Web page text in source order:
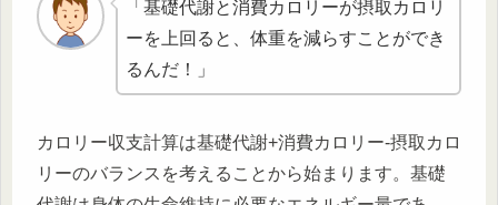
「基礎代謝と消費カロリーが摂取カロリ
ーを上回ると、体重を減らすことができ
るんだ！」
カロリー収支計算は基礎代謝+消費カロリー-摂取カロ
リーのバランスを考えることから始まります。基礎